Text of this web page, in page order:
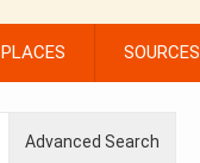
PLACES SOURCES
Advanced Search